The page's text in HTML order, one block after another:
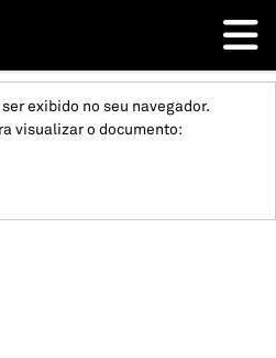
exibido no seu navegador.
visualizar o documento: